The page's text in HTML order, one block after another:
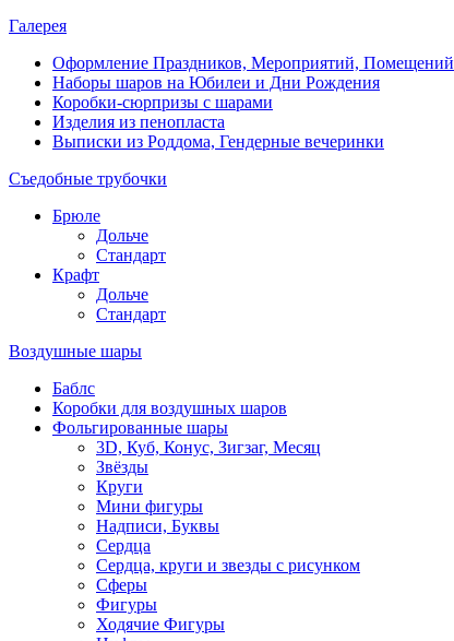
Галерея
Оформление Праздников, Мероприятий, Помещений
Наборы шаров на Юбилеи и Дни Рождения
Коробки-сюрпризы с шарами
Изделия из пенопласта
Выписки из Роддома, Гендерные вечеринки
Съедобные трубочки
Брюле
Дольче
Стандарт
Крафт
Дольче
Стандарт
Воздушные шары
Баблс
Коробки для воздушных шаров
Фольгированные шары
3D, Куб, Конус, Зигзаг, Месяц
Звёзды
Круги
Мини фигуры
Надписи, Буквы
Сердца
Сердца, круги и звезды с рисунком
Сферы
Фигуры
Ходячие Фигуры